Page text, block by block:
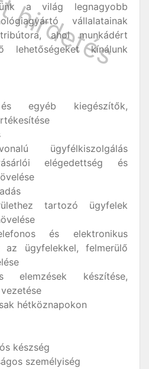
a világ legnagyobb
vállalatainak
ahol munkádért
lehetőségeket kínálunk
egyéb kiegészítők,
ügyfélkiszolgálás
elégedettség és
tartozó ügyfelek
és elektronikus
az ügyfelekkel, felmerülő
elemzések készítése,
hétköznapokon
készség
személyiség